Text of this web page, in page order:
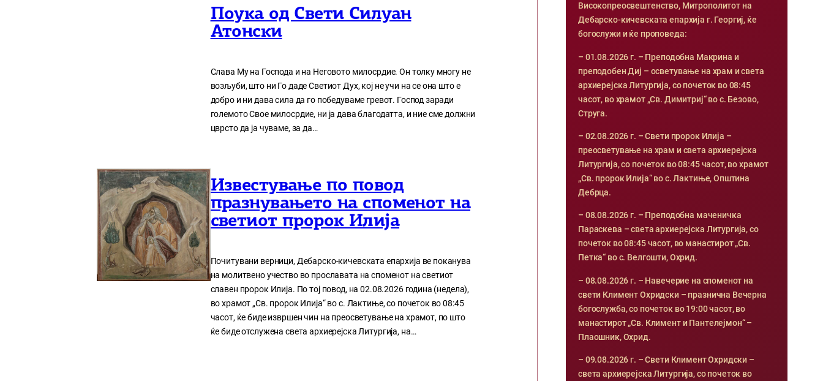
Поука од Свети Силуан
Атонски
Слава Му на Господа и на Неговото милосрдие. Он толку многу нe
возљуби, што ни Го даде Светиот Дух, кој нe учи на сe она што е
добро и ни дава сила да го победуваме гревот. Господ заради
големото Свое милосрдие, ни ја дава благодатта, и ние сме должни
цврсто да ја чуваме, за да…
Известување по повод
празнувањето на споменот на
светиот пророк Илија
Почитувани верници, Дебарско-кичевската епархија ве поканува
на молитвено учество во прославата на споменот на светиот
славен пророк Илија. По тој повод, на 02.08.2026 година (недела),
во храмот „Св. пророк Илија“ во с. Лактиње, со почеток во 08:45
часот, ќе биде извршен чин на преосветување на храмот, по што
ќе биде отслужена света архиерејска Литургија, на…
Високопреосвештенство, Митрополитот на
Дебарско-кичевската епархија г. Георгиј, ќе
богослужи и ќе проповеда:
– 01.08.2026 г. – Преподобна Макрина и
преподобен Диј – осветување на храм и света
архиерејска Литургија, со почеток во 08:45
часот, во храмот „Св. Димитриј“ во с. Безово,
Струга.
– 02.08.2026 г. – Свети пророк Илија –
преосветување на храм и света архиерејска
Литургија, со почеток во 08:45 часот, во храмот
„Св. пророк Илија“ во с. Лактиње, Општина
Дебрца.
– 08.08.2026 г. – Преподобна маченичка
Параскева – света архиерејска Литургија, со
почеток во 08:45 часот, во манастирот „Св.
Петка“ во с. Велгошти, Охрид.
– 08.08.2026 г. – Навечерие на споменот на
свети Климент Охридски – празнична Вечерна
богослужба, со почеток во 19:00 часот, во
манастирот „Св. Климент и Пантелејмон“ –
Плаошник, Охрид.
– 09.08.2026 г. – Свети Климент Охридски –
света архиерејска Литургија, со почеток во